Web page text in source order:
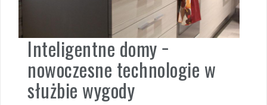
Inteligentne domy −
nowoczesne technologie w
służbie wygody